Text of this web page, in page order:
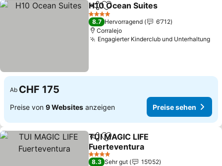
TeilenZu Favoriten hinzufügen
H10 Ocean Suites
4 Sterne
8.7 Hervorragend
6’712
Corralejo
Engagierter Kinderclub und Unterhaltung
Ab CHF 175
Preise von 9 Websites anzeigen Preise sehen
TeilenZu Favoriten hinzufügen
TUI MAGIC LIFE
Fuerteventura
Preise sehen
4 Sterne
8.3 Sehr gut
15’052